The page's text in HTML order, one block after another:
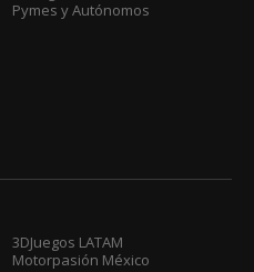
Pymes y Autónomos
3DJuegos LATAM
Motorpasión México